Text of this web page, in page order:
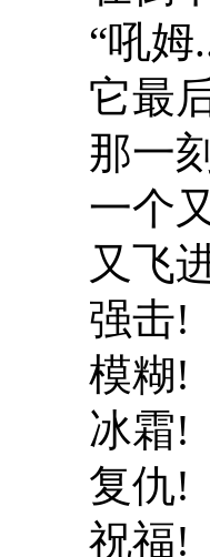
“吼姆
它最
那一
一个
又飞
强击!
模糊!
冰霜!
复仇!
祝福!